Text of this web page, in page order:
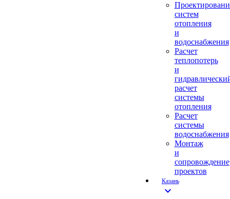
систем
отопления
и
водоснабжения
Расчет
теплопотерь
и
расчет
системы
отопления
Расчет
системы
водоснабжения
Монтаж
и
сопровождение
проектов
Казань
expand_more